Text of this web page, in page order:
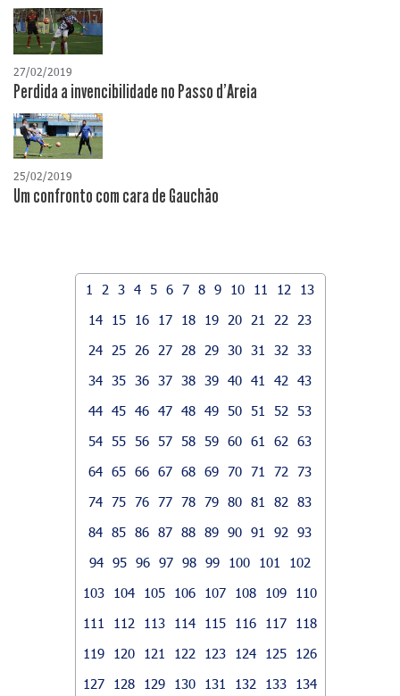
27/02/2019
Perdida a invencibilidade no Passo d'Areia
25/02/2019
Um confronto com cara de Gauchão
1 2 3 4 5 6 7 8 9 10 11 12
13
14
15 16 17 18 19 20 21 22
23
24
25 26 27 28 29 30 31 32
33
34 35 36 37 38 39 40 41 42
43
44 45 46 47 48 49 50 51 52
53
54 55 56 57 58 59 60 61 62
63
64 65 66 67 68 69 70 71 72
73
74 75 76 77 78 79 80 81 82
83
84 85 86 87 88 89 90 91 92
93
94 95 96 97 98 99 100 101
102
103
104 105 106 107 108 109
110
111
112 113 114 115 116 117
118
119
120 121 122 123 124 125
126
127
128 129 130 131 132 133
134